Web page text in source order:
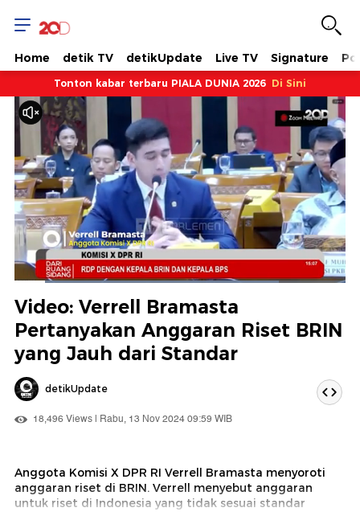
Home detik TV detikUpdate Live TV Signature
Tonton kabar terbaru PIALA DUNIA 2026 Di Sini
Berhenti
Hidup
ini
Dimuat:
Video: Verrell Bramasta
Pertanyakan Anggaran Riset BRIN
yang Jauh dari Standar
detikUpdate
18,496 Views | Rabu, 13 Nov 2024 09:59 WIB
Anggota Komisi X DPR RI Verrell Bramasta menyoroti
anggaran riset di BRIN. Verrell menyebut anggaran
untuk riset di Indonesia yang tidak sesuai standar